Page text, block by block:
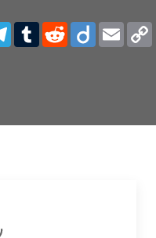
Telegram
TumblrRedditDiigo Email